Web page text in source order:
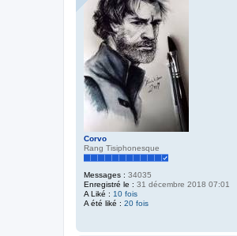
Corvo
Rang Tisiphonesque
Messages : 34035
Enregistré le : 31 décembre 2018 07:01
A Liké : 10 fois
A été liké : 20 fois